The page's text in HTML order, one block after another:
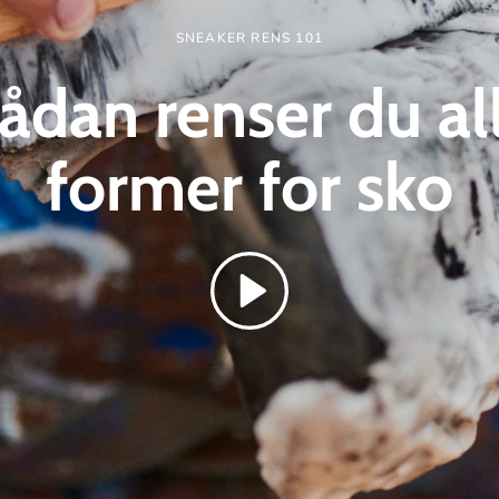
SNEAKER RENS 101
renser du
former for sko